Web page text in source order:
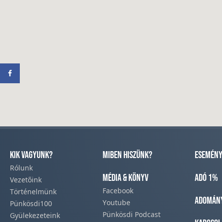
Kik vagyunk?
Rólunk
Vezetőink
Történelmünk​
Pünkösdi100
Gyülekezeteink​
Miben hiszünk?
Média & Könyv
Facebook​
Youtube
Pünkösdi Podcast​
Adó 1%